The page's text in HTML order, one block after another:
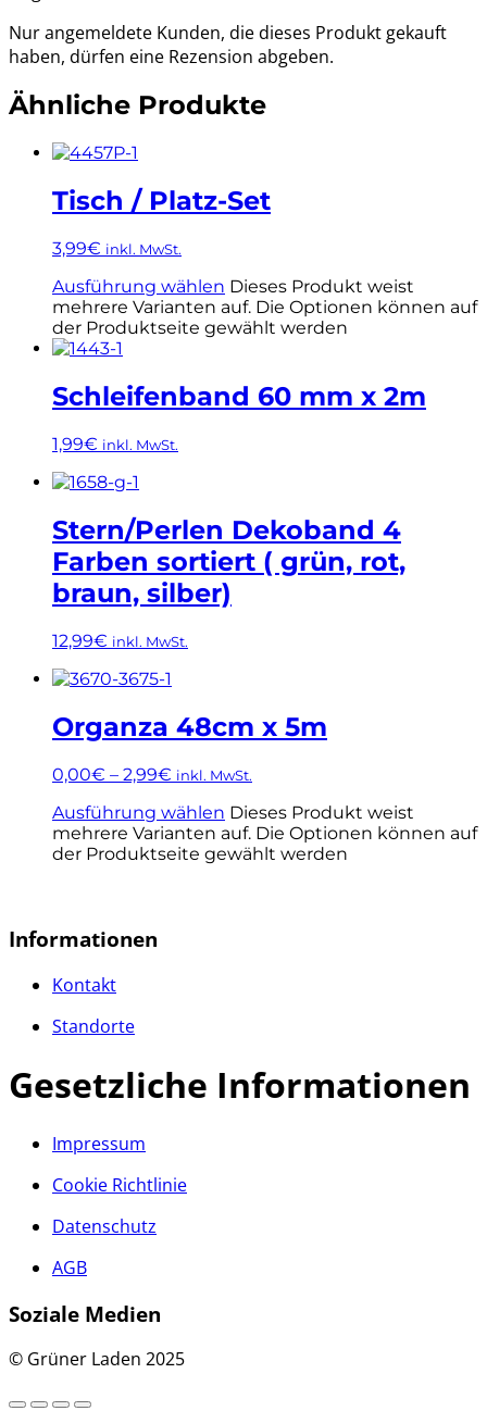
Nur angemeldete Kunden, die dieses Produkt gekauft
haben, dürfen eine Rezension abgeben.
Ähnliche Produkte
Tisch / Platz-Set
3,99€ inkl. MwSt.
Ausführung wählen Dieses Produkt weist
mehrere Varianten auf. Die Optionen können auf
der Produktseite gewählt werden
Schleifenband 60 mm x 2m
1,99€ inkl. MwSt.
Stern/Perlen Dekoband 4
Farben sortiert ( grün, rot,
braun, silber)
12,99€ inkl. MwSt.
Organza 48cm x 5m
0,00€ – 2,99€ inkl. MwSt.
Ausführung wählen Dieses Produkt weist
mehrere Varianten auf. Die Optionen können auf
der Produktseite gewählt werden
Informationen
Kontakt
Standorte
Gesetzliche Informationen
Impressum
Cookie Richtlinie
Datenschutz
AGB
Soziale Medien
© Grüner Laden 2025